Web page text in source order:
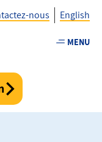
nous English
MENU